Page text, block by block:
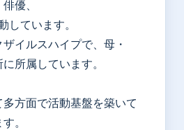
優、
しています。
イルスハイプで、母・
所属しています。
方面で活動基盤を築いて
。